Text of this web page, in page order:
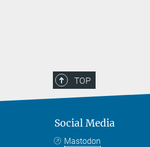
TOP
Social Media
Mastodon